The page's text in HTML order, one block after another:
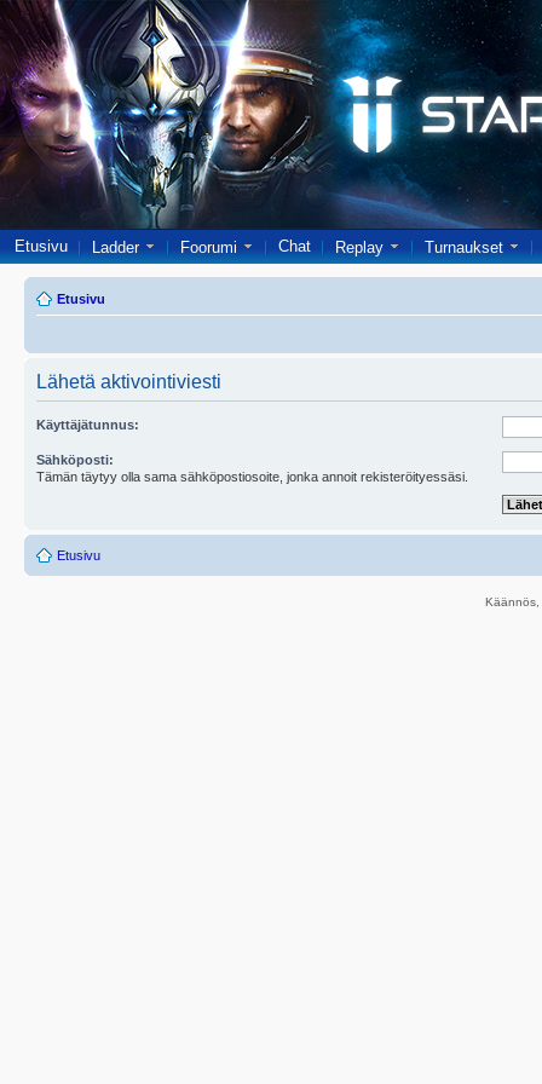
Etusivu Ladder Foorumi Chat Replay Turnaukset
Etusivu
Lähetä aktivointiviesti
Käyttäjätunnus:
Sähköposti:
Tämän täytyy olla sama sähköpostiosoite, jonka annoit rekisteröityessäsi.
Etusivu